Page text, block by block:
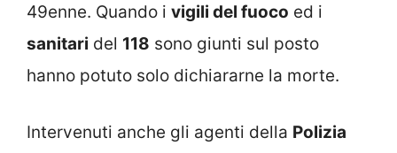
49enne. Quando i vigili del fuoco ed i
sanitari del 118 sono giunti sul posto
hanno potuto solo dichiararne la morte.
Intervenuti anche gli agenti della Polizia